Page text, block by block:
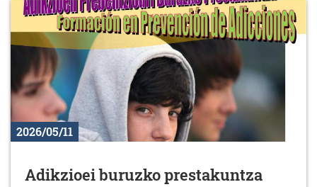
2026/05/11
Adikzioei buruzko prestakuntza